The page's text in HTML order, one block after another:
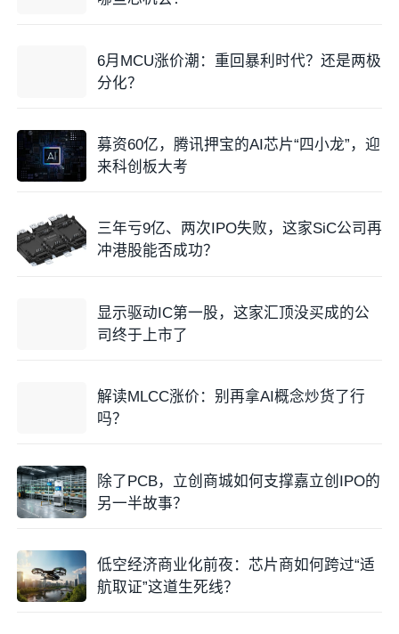
6月MCU涨价潮：重回暴利时代？还是两极
分化？
募资60亿，腾讯押宝的AI芯片“四小龙”，迎
来科创板大考
三年亏9亿、两次IPO失败，这家SiC公司再
冲港股能否成功？
显示驱动IC第一股，这家汇顶没买成的公
司终于上市了
解读MLCC涨价：别再拿AI概念炒货了行
吗？
除了PCB，立创商城如何支撑嘉立创IPO的
另一半故事？
低空经济商业化前夜：芯片商如何跨过“适
航取证”这道生死线？